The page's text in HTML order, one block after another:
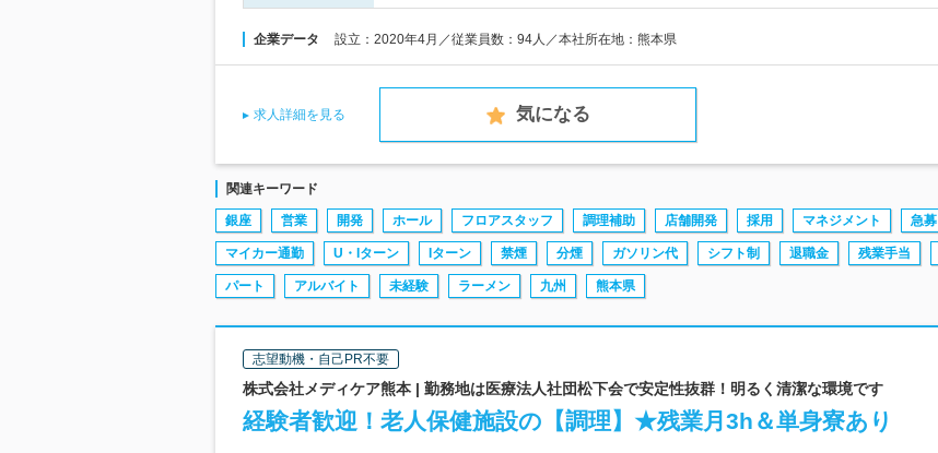
企業データ 設立：2020年4月／従業員数：94人／本社所在地：熊本県
求人詳細を見る 気になる
関連キーワード
銀座 営業 開発 ホール フロアスタッフ 調理補助 店舗開発 採用 マネジメント 急募
マイカー通勤 U・Iターン Iターン 禁煙 分煙 ガソリン代 シフト制 退職金 残業手当
パート アルバイト 未経験 ラーメン 九州 熊本県
志望動機・自己PR不要
株式会社メディケア熊本 | 勤務地は医療法人社団松下会で安定性抜群！明るく清潔な環境です
経験者歓迎！老人保健施設の【調理】★残業月3h＆単身寮あり